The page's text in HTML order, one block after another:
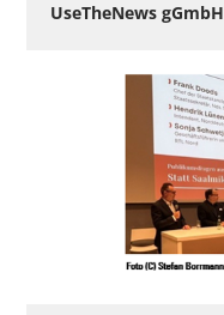
UseTheNews gGmbH